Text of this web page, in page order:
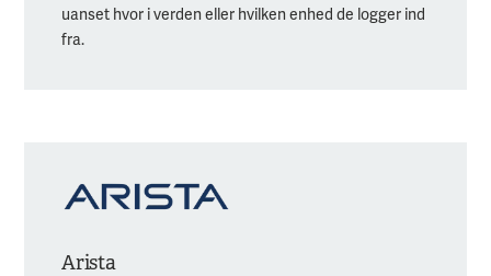
uanset hvor i verden eller hvilken enhed de logger ind
fra.
Arista